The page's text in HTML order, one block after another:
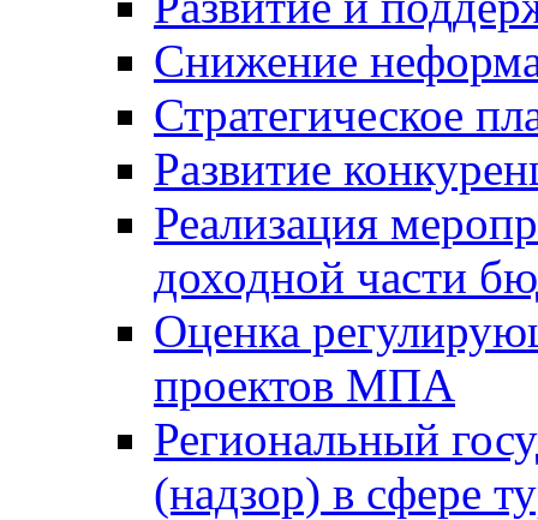
Снижение
Стратегическое
Развитие
Реализация
доходной части
Оценка
проектов МПА
Региональный
(надзор) в сфере